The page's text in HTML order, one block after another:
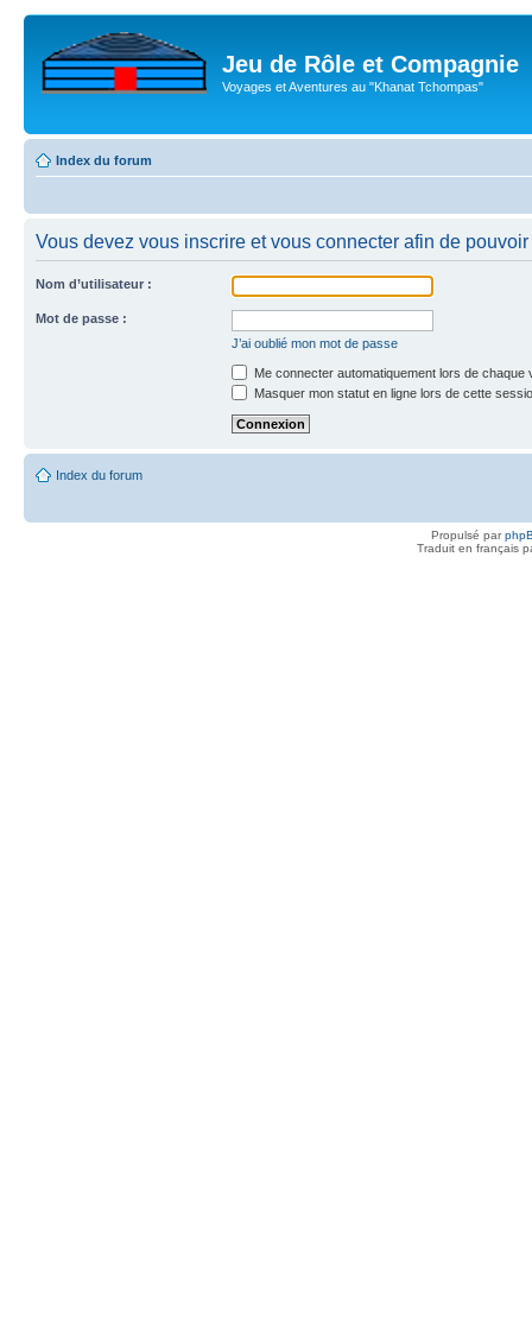
Jeu de Rôle et Compagnie
Voyages et Aventures au "Khanat Tchompas"
Index du forum
Vous devez vous inscrire et vous connecter afin de
Nom d’utilisateur :
Mot de passe :
J’ai oublié mon mot de passe
Me connecter automatiquement lors de chaque
Masquer mon statut en ligne lors de cette
Index du forum
Propulsé par
Traduit en français